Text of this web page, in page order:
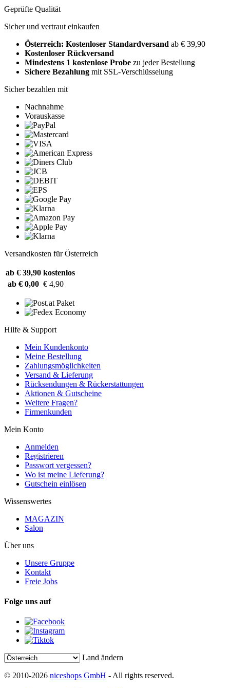
Geprüfte Qualität
Sicher und vertraut einkaufen
Österreich: Kostenloser Standardversand ab € 39,90
Kostenloser Rückversand
Mindestens 1 kostenlose Probe zu jeder Bestellung
Sichere Bezahlung mit SSL-Verschlüsselung
Sicher bezahlen mit
Nachnahme
Vorauskasse
Versandkosten für Österreich
ab € 39,90 kostenlos
ab € 0,00 € 4,90
Hilfe & Support
Mein Kundenkonto
Meine Bestellung
Zahlungsmöglichkeiten
Versand & Lieferung
Rücksendungen & Rückerstattungen
Aktionen & Gutscheine
Weitere Fragen?
Firmenkunden
Mein Konto
Anmelden
Registrieren
Passwort vergessen?
Wo ist meine Lieferung?
Gutschein einlösen
Wissenswertes
MAGAZIN
Salon
Über uns
Unsere Gruppe
Kontakt
Freie Jobs
Folge uns auf
Land ändern
© 2010-2026 niceshops GmbH - All rights reserved.